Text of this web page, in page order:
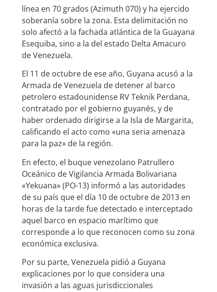
línea en 70 grados (Azimuth 070) y ha ejercido
soberanía sobre la zona. Esta delimitación no
solo afectó a la fachada atlántica de la Guayana
Esequiba, sino a la del estado Delta Amacuro
de Venezuela.
El 11 de octubre de ese año, Guyana acusó a la
Armada de Venezuela de detener al barco
petrolero estadounidense RV Teknik Perdana,
contratado por el gobierno guyanés, y de
haber ordenado dirigirse a la Isla de Margarita,
calificando el acto como «una seria amenaza
para la paz» de la región.
En efecto, el buque venezolano Patrullero
Oceánico de Vigilancia Armada Bolivariana
«Yekuana» (PO-13) informó a las autoridades
de su país que el día 10 de octubre de 2013 en
horas de la tarde fue detectado e interceptado
aquel barco en espacio marítimo que
corresponde a lo que reconocen como su zona
económica exclusiva.
Por su parte, Venezuela pidió a Guyana
explicaciones por lo que considera una
invasión a las aguas jurisdiccionales